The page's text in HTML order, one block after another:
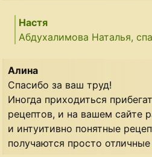
Настя
Абдухалимова Наталья,
Алина
Спасибо за ваш труд!
Иногда приходиться
рецептов, и на вашем сайте
и интуитивно понятные
получаются просто